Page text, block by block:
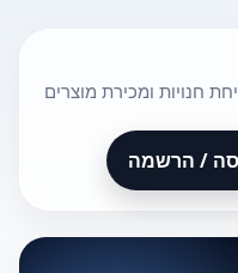
חנויות ומכירת מוצרים
/ הרשמה